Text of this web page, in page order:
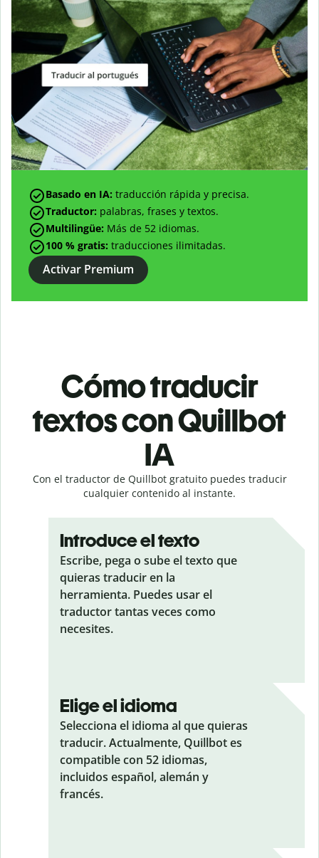
Basado en IA: traducción rápida y precisa.
Traductor: palabras, frases y textos.
Multilingüe: Más de 52 idiomas.
100 % gratis: traducciones ilimitadas.
Activar Premium
Cómo traducir
textos con Quillbot
IA
Con el traductor de Quillbot gratuito puedes traducir
cualquier contenido al instante.
Introduce el texto
Escribe, pega o sube el texto que
quieras traducir en la
herramienta. Puedes usar el
traductor tantas veces como
necesites.
Elige el idioma
Selecciona el idioma al que quieras
traducir. Actualmente, Quillbot es
compatible con 52 idiomas,
incluidos español, alemán y
francés.